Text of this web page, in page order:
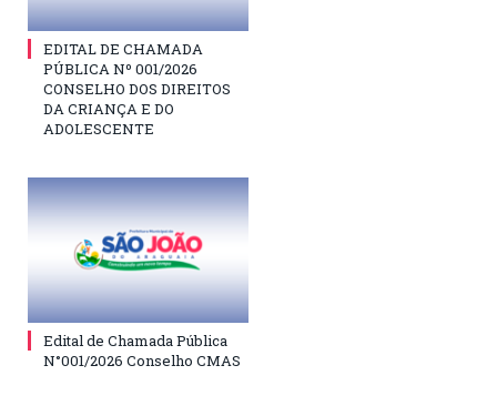
EDITAL DE CHAMADA
PÚBLICA Nº 001/2026
CONSELHO DOS DIREITOS
DA CRIANÇA E DO
ADOLESCENTE
Edital de Chamada Pública
N°001/2026 Conselho CMAS